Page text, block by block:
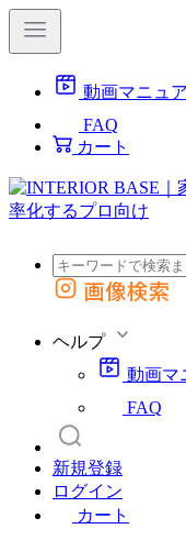
動画マニュ
FAQ
カート
外部サイトの商品を
画像検索
ヘルプ
動画マ
FAQ
新規登録
ログイン
カート